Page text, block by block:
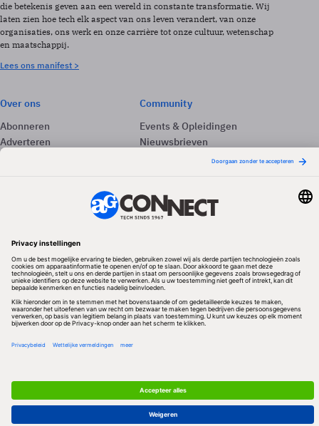
die betekenis geven aan een wereld in constante transformatie. Wij
laten zien hoe tech elk aspect van ons leven verandert, van onze
organisaties, ons werk en onze carrière tot onze cultuur, wetenschap
en maatschappij.
Lees ons manifest >
Over ons
Abonneren
Adverteren
Community
Events & Opleidingen
Nieuwsbrieven
Redactionele partner
Privacy & Cookies